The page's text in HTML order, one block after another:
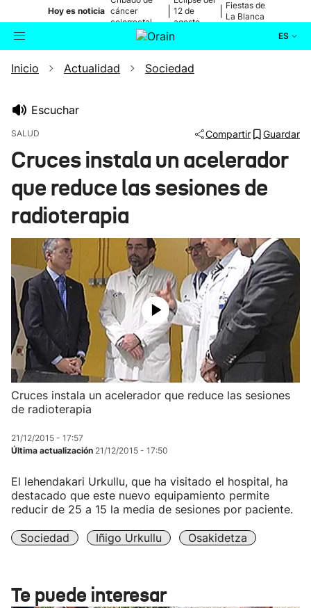
Hoy es noticia cáncer
colorrectal
12 de
agosto
Fiestas de
La Blanca
ES
Buscador Actualidad
Ikusmiran
Inicio Actualidad Sociedad
Escuchar
SALUD Compartir Guardar
Cruces instala un acelerador
que reduce las sesiones de
radioterapia
Cruces instala un acelerador que reduce las sesiones
de radioterapia
21/12/2015 - 17:57
Última actualización 21/12/2015 - 17:50
El lehendakari Urkullu, que ha visitado el hospital, ha
destacado que este nuevo equipamiento permite
reducir de 25 a 15 la media de sesiones por paciente.
Sociedad Iñigo Urkullu Osakidetza
Te puede interesar